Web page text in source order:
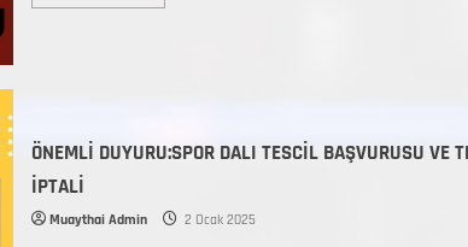
ÖNEMLİ DUYURU:SPOR DALI TESCİL BAŞVURUSU VE
İPTALİ
Muaythai Admin 2 Ocak 2025